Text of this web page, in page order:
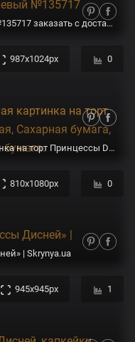
Торт Принцессы Диснея сиреневый №135717 заказать с доставкой
987x1024px 0
Съедобная Вафельная сахарная картинка на торт Принцессы Disney 017. Вафельная, Сахарная бумага, Для меренги, Шокотрансферная бумага.
810x1080px 0
| Skrynya.ua
945x945px 1